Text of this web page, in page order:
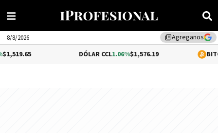
library_addAgreganos
8/8/2026
1.06%$1,576.19 0.2%